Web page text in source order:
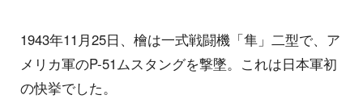
1943年11月25日、檜は一式戦闘機「隼」二型で、ア
メリカ軍のP-51ムスタングを撃墜。これは日本軍初
の快挙でした。